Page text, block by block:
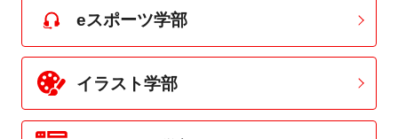
eスポーツ学部
イラスト学部